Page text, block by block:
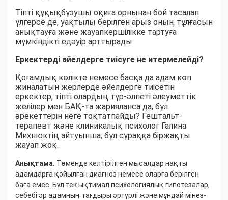
Тіпті құқықбұзушы оқиға орнынан бой тасалап
үлгерсе де, уақтылы берілген арыз оның тұлғасын
анықтауға және жауапкершілікке тартуға
мүмкіндікті едәуір арттырады.
Еркектерді әйелдерге тиісуге не итермелейді?
Қоғамдық көлікте немесе басқа да адам көп
жиналатын жерлерде әйелдерге тиісетін
еркектер, тіпті олардың түр-әлпеті әлеуметтік
желілер мен БАҚ-та жарияланса да, бұл
әрекеттерін неге тоқтатпайды? Гештальт-
терапевт және клиникалық психолог Галина
Михнюктің айтуынша, бұл сұраққа біржақты
жауап жоқ.
Анықтама. Төменде келтірілген мысалдар нақты
адамдарға қойылған диагноз немесе оларға берілген
баға емес. Бұл тек ықтимал психологиялық гипотезалар,
себебі әр адамның тағдыры әртүрлі және мұндай мінез-